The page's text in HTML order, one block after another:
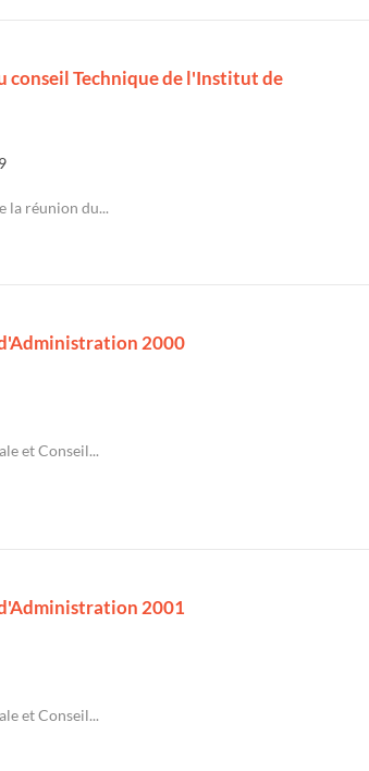
conseil Technique de l'Institut de
la réunion du...
2000
et Conseil...
2001
et Conseil...